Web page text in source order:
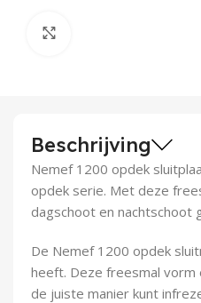
Beschrijving
Nemef 1200 opdek
opdek serie. Met deze
dagschoot en nachtschoot
De Nemef 1200 opdek
heeft. Deze freesmal vorm
de juiste manier kunt